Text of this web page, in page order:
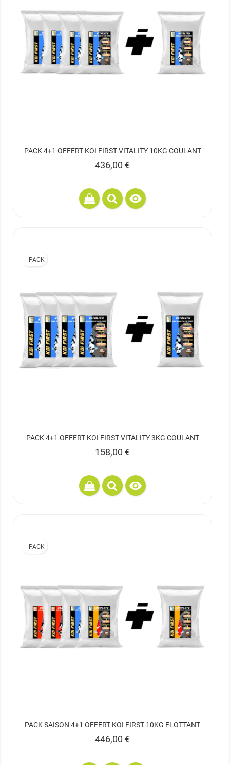
PACK 4+1 OFFERT KOI FIRST VITALITY 10KG COULANT
Prix
436,00 €

PACK
PACK 4+1 OFFERT KOI FIRST VITALITY 3KG COULANT
Prix
158,00 €

PACK
PACK SAISON 4+1 OFFERT KOI FIRST 10KG FLOTTANT
Prix
446,00 €